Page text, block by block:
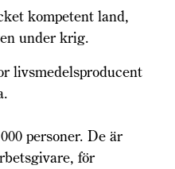
kompetent land,
under krig.
livsmedelsproducent
personer. De är
för